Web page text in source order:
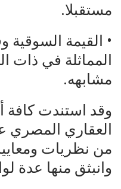
مستقبلا.
• القيمة السوقية
المماثلة في ذات
مشابهه.
وقد استندت كافة
العقاري المصري
من نظريات
وانبثق منها عدة